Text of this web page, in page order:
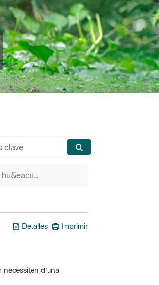
P&aacute;ginas hu&eacute;rfanas
Detalles Imprimir
necessiten d'una